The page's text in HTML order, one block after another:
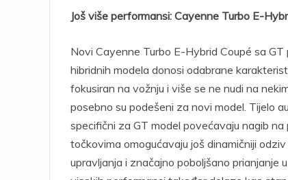
Još više performansi: Cayenne Turbo E-
Novi Cayenne Turbo E-Hybrid Coupé sa
hibridnih modela donosi odabrane
fokusiran na vožnju i više se ne nudi na
posebno su podešeni za novi model. Tijelo
specifični za GT model povećavaju nagib
točkovima omogućavaju još dinamičniji
upravljanja i značajno poboljšano prianjanje